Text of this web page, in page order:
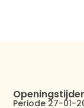
Periode 27-01-